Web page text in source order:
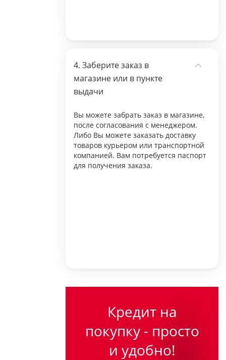
Заберите заказ в
магазине или в пункте
выдачи
Вы можете забрать заказ в магазине,
после согласования с менеджером.
Либо Вы можете заказать доставку
товаров курьером или транспортной
компанией. Вам потребуется паспорт
для получения заказа.
Кредит на
покупку - просто
и удобно!